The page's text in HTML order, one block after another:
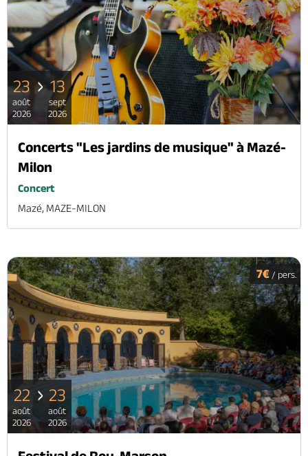
23
août
2026
13
sept
2026
Concerts "Les jardins de musique" à Mazé-
Milon
Concert
Mazé, MAZE-MILON
7€ / pers.
22
août
2026
23
août
2026